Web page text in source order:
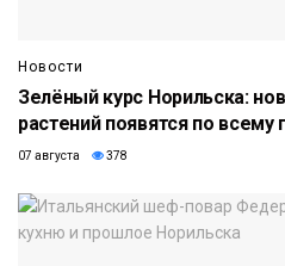
Новости
Зелёный курс Норильска:
растений появятся по всему
07 августа 378